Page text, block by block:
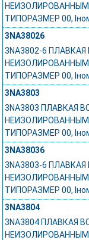
ТИПОРАЗМЕР 00,
3NA38026
3NA3802-6
ТИПОРАЗМЕР 00,
3NA3803
3NA3803 ПЛАВКАЯ
ТИПОРАЗМЕР 00,
3NA38036
3NA3803-6
ТИПОРАЗМЕР 00,
3NA3804
3NA3804 ПЛАВКАЯ